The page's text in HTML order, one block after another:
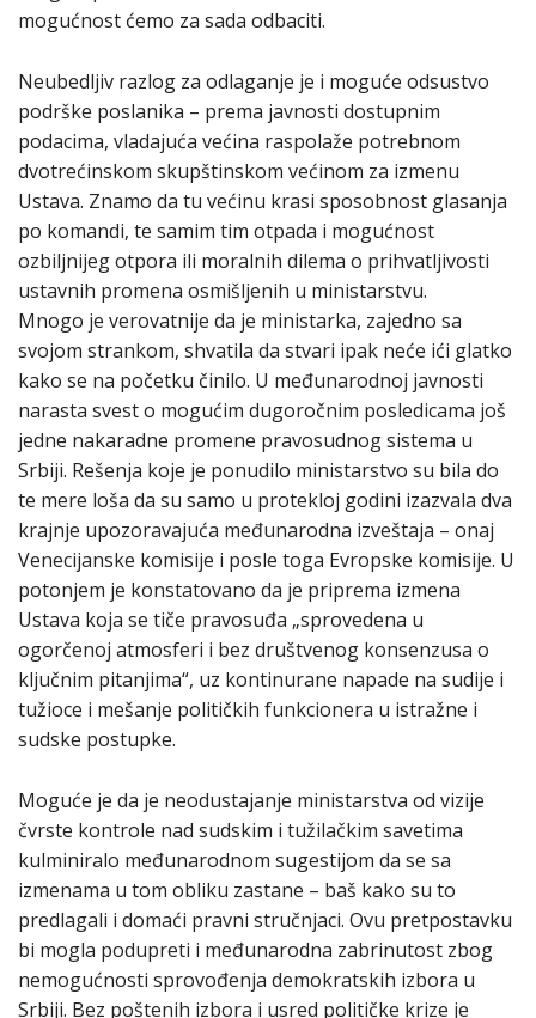
mogućnost ćemo za sada odbaciti.
Neubedljiv razlog za odlaganje je i moguće odsustvo
podrške poslanika – prema javnosti dostupnim
podacima, vladajuća većina raspolaže potrebnom
dvotrećinskom skupštinskom većinom za izmenu
Ustava. Znamo da tu većinu krasi sposobnost glasanja
po komandi, te samim tim otpada i mogućnost
ozbiljnijeg otpora ili moralnih dilema o prihvatljivosti
ustavnih promena osmišljenih u ministarstvu.
Mnogo je verovatnije da je ministarka, zajedno sa
svojom strankom, shvatila da stvari ipak neće ići glatko
kako se na početku činilo. U međunarodnoj javnosti
narasta svest o mogućim dugoročnim posledicama još
jedne nakaradne promene pravosudnog sistema u
Srbiji. Rešenja koje je ponudilo ministarstvo su bila do
te mere loša da su samo u protekloj godini izazvala dva
krajnje upozoravajuća međunarodna izveštaja – onaj
Venecijanske komisije i posle toga Evropske komisije. U
potonjem je konstatovano da je priprema izmena
Ustava koja se tiče pravosuđa „sprovedena u
ogorčenoj atmosferi i bez društvenog konsenzusa o
ključnim pitanjima“, uz kontinurane napade na sudije i
tužioce i mešanje političkih funkcionera u istražne i
sudske postupke.
Moguće je da je neodustajanje ministarstva od vizije
čvrste kontrole nad sudskim i tužilačkim savetima
kulminiralo međunarodnom sugestijom da se sa
izmenama u tom obliku zastane – baš kako su to
predlagali i domaći pravni stručnjaci. Ovu pretpostavku
bi mogla podupreti i međunarodna zabrinutost zbog
nemogućnosti sprovođenja demokratskih izbora u
Srbiji. Bez poštenih izbora i usred političke krize je